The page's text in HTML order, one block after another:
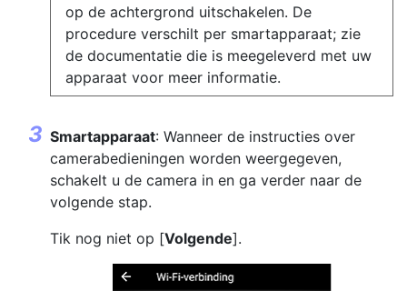
op de achtergrond uitschakelen. De
procedure verschilt per smartapparaat; zie
de documentatie die is meegeleverd met uw
apparaat voor meer informatie.
Smartapparaat: Wanneer de instructies over
camerabedieningen worden weergegeven,
schakelt u de camera in en ga verder naar de
volgende stap.
Tik nog niet op [Volgende].